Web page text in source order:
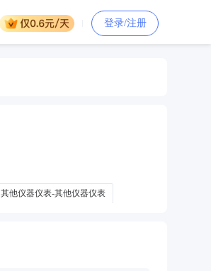
登录/注册
其他仪器仪表-其他仪器仪表